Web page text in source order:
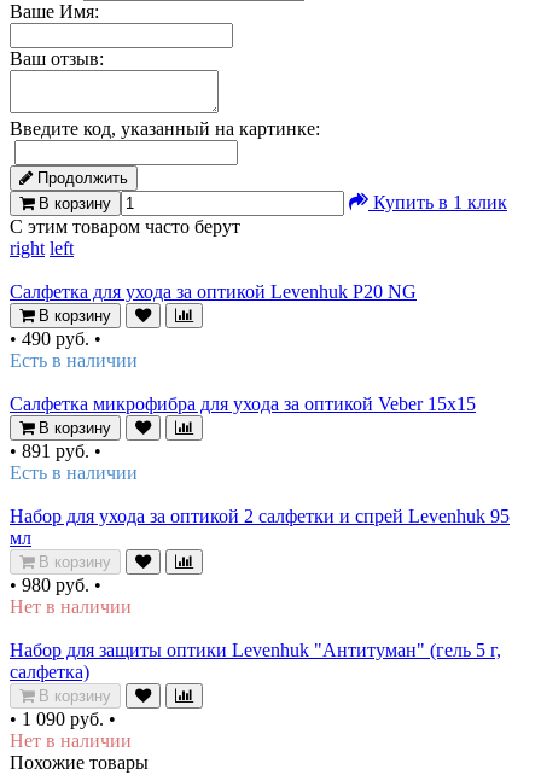
Ваше Имя:
Ваш отзыв:
Введите код, указанный на картинке:
Продолжить
В корзину
Купить в 1 клик
С этим товаром часто берут
right left
Салфетка для ухода за оптикой Levenhuk P20 NG
В корзину
• 490 руб. •
Есть в наличии
Салфетка микрофибра для ухода за оптикой Veber 15x15
В корзину
• 891 руб. •
Есть в наличии
Набор для ухода за оптикой 2 салфетки и спрей Levenhuk 95
мл
В корзину
• 980 руб. •
Нет в наличии
Набор для защиты оптики Levenhuk "Антитуман" (гель 5 г,
салфетка)
В корзину
• 1 090 руб. •
Нет в наличии
Похожие товары